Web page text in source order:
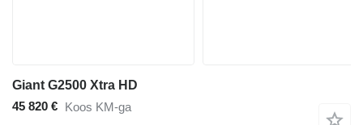
Giant G2500 Xtra HD
45 820 €
Koos KM-ga